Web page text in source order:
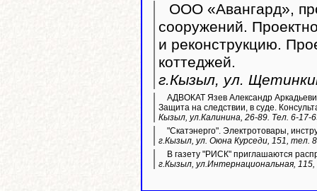
ООО «Авангард»,
сооружений.
и реконструкцию.
коттеджей.
г.Кызыл, ул.
АДВОКАТ Язев Александр
Защита на следствии, в суде.
Кызыл, ул.Калинина, 26-89. Тел. 6-17-
"Скатэнерго". Электротовары,
г.Кызыл, ул. Оюна Курседи, 151, тел.
В газету "РИСК" приглашаются
г.Кызыл, ул.Интернациональная,